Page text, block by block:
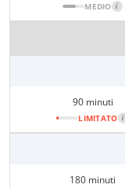
MEDIO i
90 minuti
LIMITATO i
180 minuti